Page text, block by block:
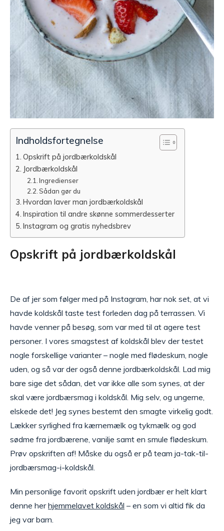
Indholdsfortegnelse
Opskrift på jordbærkoldskål
Jordbærkoldskål
Ingredienser
Sådan gør du
Hvordan laver man jordbærkoldskål
Inspiration til andre skønne sommerdesserter
Instagram og gratis nyhedsbrev
Opskrift på jordbærkoldskål
De af jer som følger med på Instagram, har nok set, at vi
havde koldskål taste test forleden dag på terrassen. Vi
havde venner på besøg, som var med til at agere test
personer. I vores smagstest af koldskål blev der testet
nogle forskellige varianter – nogle med flødeskum, nogle
uden, og så var der også denne jordbærkoldskål. Lad mig
bare sige det sådan, det var ikke alle som synes, at der
skal være jordbærsmag i koldskål. Mig selv, og ungerne,
elskede det! Jeg synes bestemt den smagte virkelig godt.
Lækker syrlighed fra kærnemælk og tykmælk og god
sødme fra jordbærene, vanilje samt en smule flødeskum.
Prøv opskriften af! Måske du også er på team ja-tak-til-
jordbærsmag-i-koldskål.
Min personlige favorit opskrift uden jordbær er helt klart
denne herhjemmelavet koldskål – en som vi altid fik da
jeg var barn.